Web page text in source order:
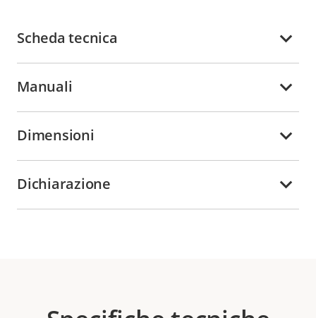
Scheda tecnica
Manuali
Dimensioni
Dichiarazione